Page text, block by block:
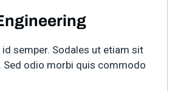
semper. Sodales ut etiam sit
Sed odio morbi quis commodo